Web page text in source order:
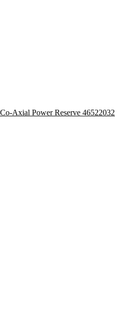
Axial Power Reserve 46522032